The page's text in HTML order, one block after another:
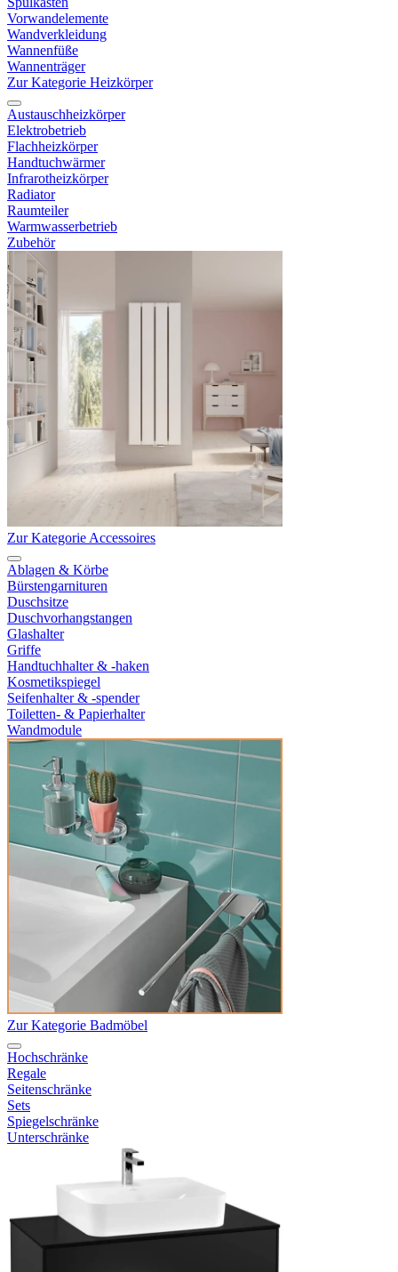
Vorwandelemente
Wandverkleidung
Wannenfüße
Wannenträger
Zur Kategorie Heizkörper
Austauschheizkörper
Elektrobetrieb
Flachheizkörper
Handtuchwärmer
Infrarotheizkörper
Radiator
Raumteiler
Warmwasserbetrieb
Zubehör
Zur Kategorie Accessoires
Ablagen & Körbe
Bürstengarnituren
Duschsitze
Duschvorhangstangen
Glashalter
Griffe
Handtuchhalter & -haken
Kosmetikspiegel
Seifenhalter & -spender
Toiletten- & Papierhalter
Wandmodule
Zur Kategorie Badmöbel
Hochschränke
Regale
Seitenschränke
Sets
Spiegelschränke
Unterschränke